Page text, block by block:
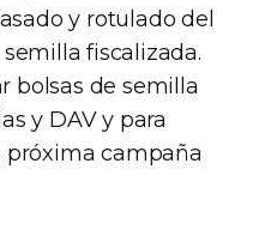
y rotulado del
fiscalizada.
bolsas de semilla
y DAV y para
próxima campaña